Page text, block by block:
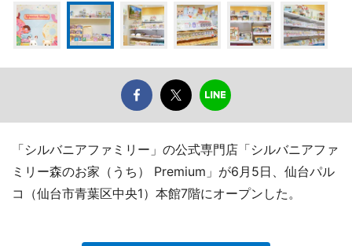
「シルバニアファミリー」の公式専門店「シルバニアファ
ミリー森のお家（うち） Premium」が6月5日、仙台パル
コ（仙台市青葉区中央1）本館7階にオープンした。